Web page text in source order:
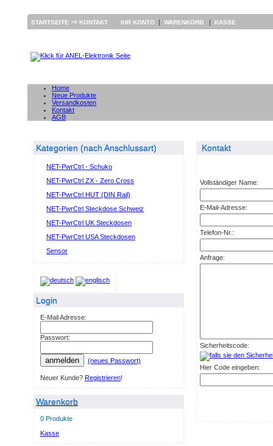
STARTSEITE ⇒ KONTAKT IHR KONTO | WARENKORB | KASSE
Home
Neue Produkte
Versandkosten
Kontakt
AGB
Kategorien (nach Anschlussart)
NET-PwrCtrl - Schuko
NET-PwrCtrl ZX - Zero Cross
NET-PwrCtrl HUT (DIN Rail)
NET-PwrCtrl Steckdose Schweiz
NET-PwrCtrl UK Steckdosen
NET-PwrCtrl USA Steckdosen
Sensor
Login
E-Mail Adresse:
Passwort:
anmelden (neues Passwort)
Neuer Kunde? Registrieren!
Warenkorb
0 Produkte
Kasse
Kontakt
Vollständiger Name:
E-Mail-Adresse:
Telefon-Nr.:
Anfrage:
Sicherheitscode:
Hier Code eingeben: